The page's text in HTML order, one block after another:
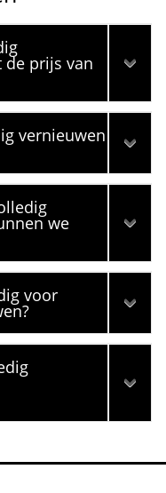
de prijs van
vernieuwen
we
voor